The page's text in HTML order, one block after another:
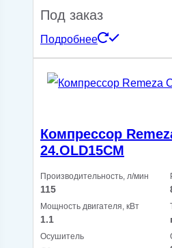
Под заказ
Подробнее
Компрессор
24.OLD15СМ
Производительность, л/мин
115
Мощность двигателя, кВт
1.1
Осушитель